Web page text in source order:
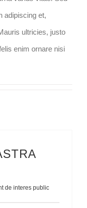
adipiscing et,
ultricies, justo
enim ornare nisi
de interes public